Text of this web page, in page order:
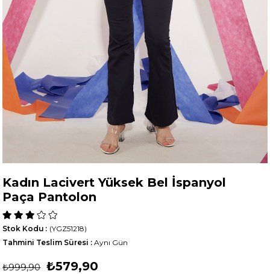
Kadın Lacivert Yüksek Bel İspanyol
Paça Pantolon
(YGZ51218)
Stok Kodu
Tahmini Teslim Süresi : Aynı Gün
₺999,90 ₺579,90